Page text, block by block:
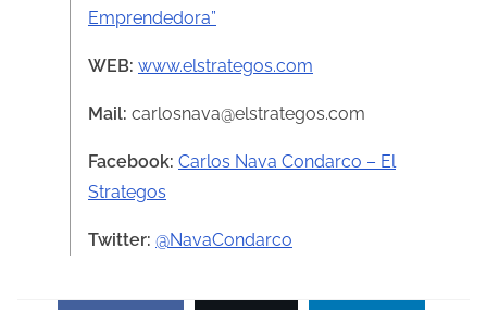
Emprendedora”
WEB: www.elstrategos.com
Mail: carlosnava@elstrategos.com
Facebook: Carlos Nava Condarco – El
Strategos
Twitter: @NavaCondarco